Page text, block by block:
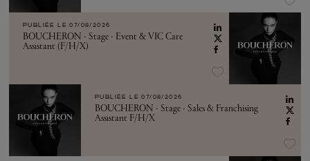
PUBLIÉE LE 07/08/2026
BOUCHERON - Stage - Event & VIC Care
Assistant (F/H/X)
PUBLIÉE LE 07/08/2026
BOUCHERON - Stage - Sales & Franchising
Assistant F/H/X